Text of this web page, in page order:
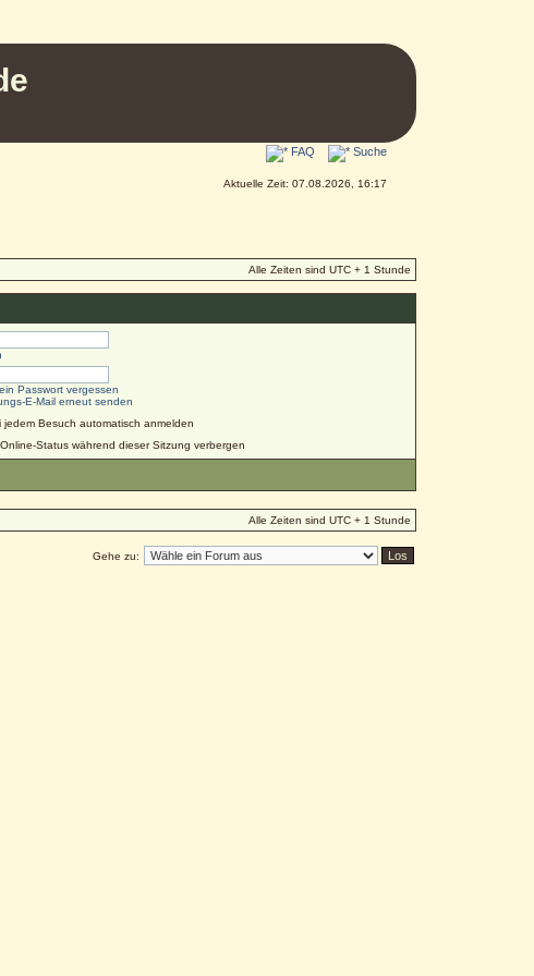
FAQ Suche
Aktuelle Zeit: 07.08.2026, 16:17
Alle Zeiten sind UTC + 1 Stunde
Passwort vergessen
E-Mail erneut senden
jedem Besuch automatisch anmelden
Status während dieser Sitzung verbergen
Alle Zeiten sind UTC + 1 Stunde
Gehe zu: